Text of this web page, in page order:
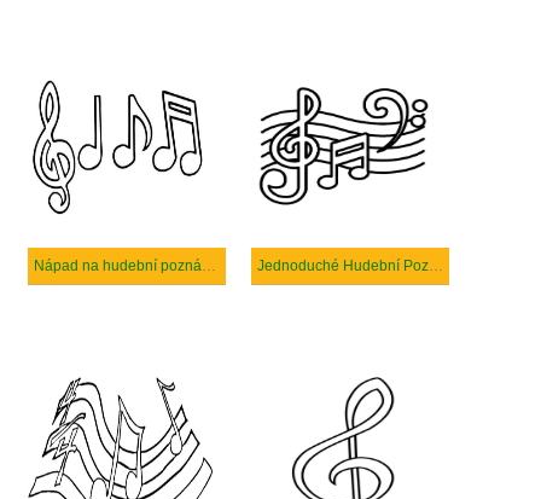
Nápad na hudební poznámky Jednoduché Hudební Poznámky